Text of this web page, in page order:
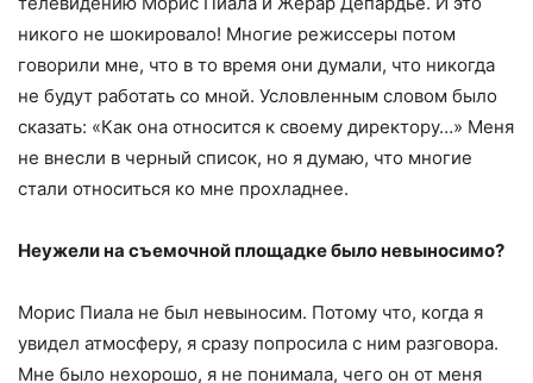
никого не шокировало! Многие режиссеры потом
говорили мне, что в то время они думали, что никогда
не будут работать со мной. Условленным словом было
сказать: «Как она относится к своему директору…» Меня
не внесли в черный список, но я думаю, что многие
стали относиться ко мне прохладнее.
Неужели на съемочной площадке было невыносимо?
Морис Пиала не был невыносим. Потому что, когда я
увидел атмосферу, я сразу попросила с ним разговора.
Мне было нехорошо, я не понимала, чего он от меня